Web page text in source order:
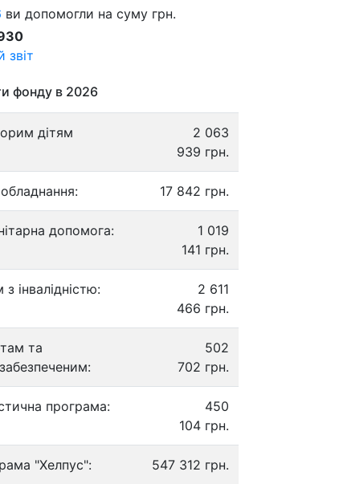
ви допомогли на суму грн.
звіт
фонду в 2026
дітям
2 063
939 грн.
17 842 грн.
допомога:
1 019
141 грн.
з інвалідністю:
2 611
466 грн.
та
502
702 грн.
програма:
450
104 грн.
"Хелпус": 547 312 грн.